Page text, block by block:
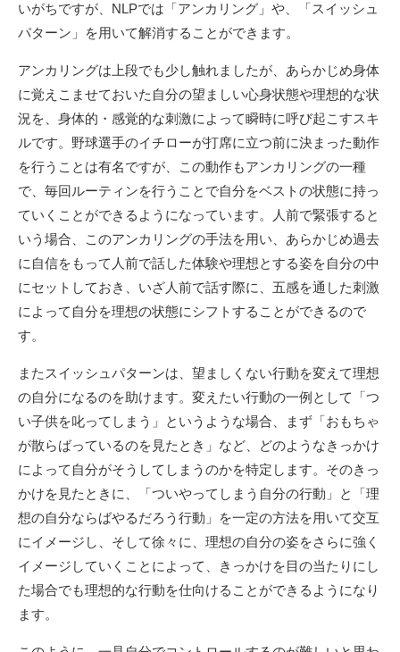
いがちですが、NLPでは「アンカリング」や、「スイッシュ
パターン」を用いて解消することができます。
アンカリングは上段でも少し触れましたが、あらかじめ身体
に覚えこませておいた自分の望ましい心身状態や理想的な状
況を、身体的・感覚的な刺激によって瞬時に呼び起こすスキ
ルです。野球選手のイチローが打席に立つ前に決まった動作
を行うことは有名ですが、この動作もアンカリングの一種
で、毎回ルーティンを行うことで自分をベストの状態に持っ
ていくことができるようになっています。人前で緊張すると
いう場合、このアンカリングの手法を用い、あらかじめ過去
に自信をもって人前で話した体験や理想とする姿を自分の中
にセットしておき、いざ人前で話す際に、五感を通した刺激
によって自分を理想の状態にシフトすることができるので
す。
またスイッシュパターンは、望ましくない行動を変えて理想
の自分になるのを助けます。変えたい行動の一例として「つ
い子供を叱ってしまう」というような場合、まず「おもちゃ
が散らばっているのを見たとき」など、どのようなきっかけ
によって自分がそうしてしまうのかを特定します。そのきっ
かけを見たときに、「ついやってしまう自分の行動」と「理
想の自分ならばやるだろう行動」を一定の方法を用いて交互
にイメージし、そして徐々に、理想の自分の姿をさらに強く
イメージしていくことによって、きっかけを目の当たりにし
た場合でも理想的な行動を仕向けることができるようになり
ます。